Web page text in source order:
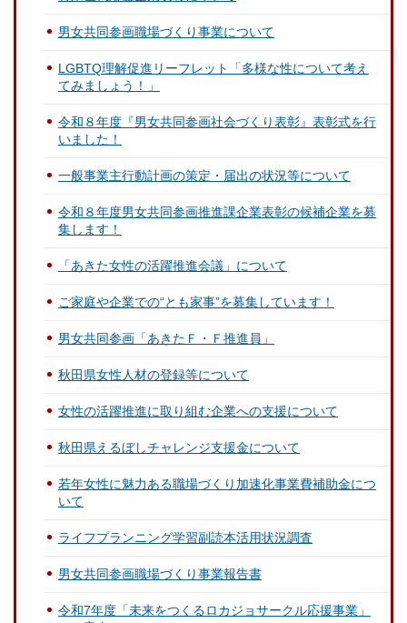
男女共同参画職場づくり事業について
LGBTQ理解促進リーフレット「多様な性について考え
てみましょう！」
令和８年度『男女共同参画社会づくり表彰』表彰式を行
いました！
一般事業主行動計画の策定・届出の状況等について
令和８年度男女共同参画推進課企業表彰の候補企業を募
集します！
「あきた女性の活躍推進会議」について
ご家庭や企業での“とも家事”を募集しています！
男女共同参画「あきたＦ・Ｆ推進員」
秋田県女性人材の登録等について
女性の活躍推進に取り組む企業への支援について
秋田県えるぼしチャレンジ支援金について
若年女性に魅力ある職場づくり加速化事業費補助金につ
いて
ライフプランニング学習副読本活用状況調査
男女共同参画職場づくり事業報告書
令和7年度「未来をつくるロカジョサークル応援事業」